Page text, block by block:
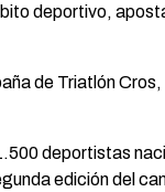
deportivo,
de Triatlón
deportistas
edición del